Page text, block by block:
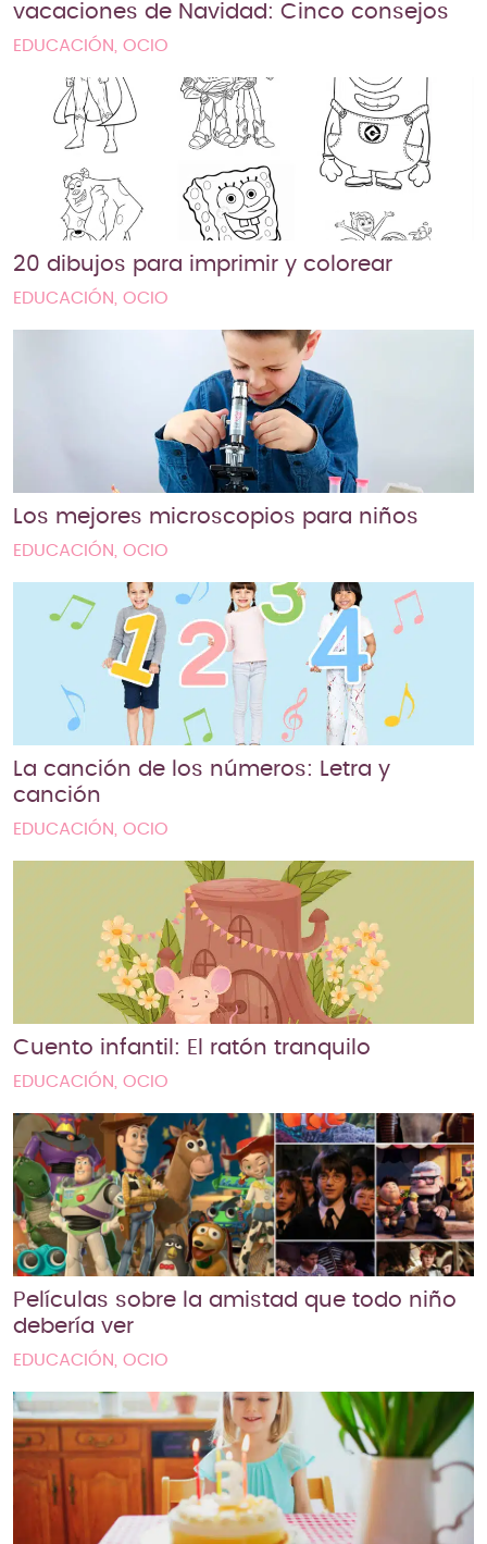
vacaciones de Navidad: Cinco consejos
EDUCACIÓN, OCIO
20 dibujos para imprimir y colorear
EDUCACIÓN, OCIO
Los mejores microscopios para niños
EDUCACIÓN, OCIO
La canción de los números: Letra y
canción
EDUCACIÓN, OCIO
Cuento infantil: El ratón tranquilo
EDUCACIÓN, OCIO
Películas sobre la amistad que todo niño
debería ver
EDUCACIÓN, OCIO